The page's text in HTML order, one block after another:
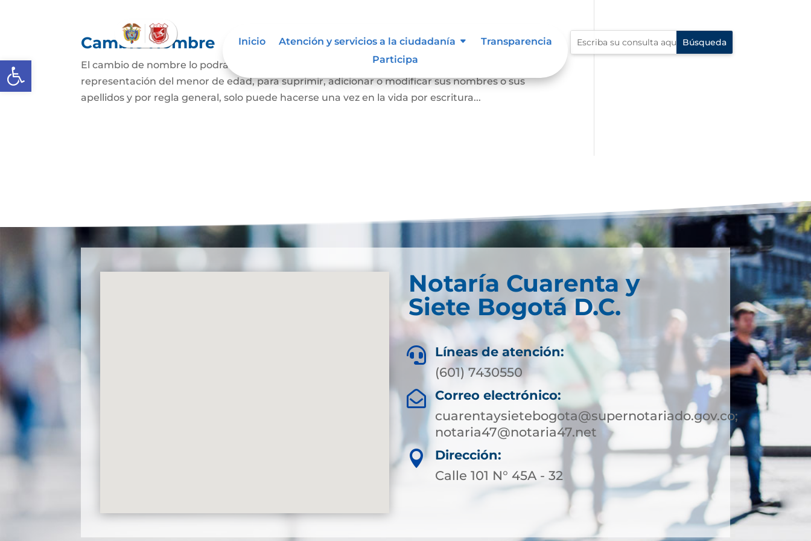
Abrir barra de herramientas
Inicio Atención y servicios a la ciudadanía
Transparencia
Participa
Cambio Nombre
El cambio de nombre lo podrá hacer la persona mayor de edad voluntariamente o los padres en
representación del menor de edad, para suprimir, adicionar o modificar sus nombres o sus
apellidos y por regla general, solo puede hacerse una vez en la vida por escritura...
Notaría Cuarenta y
Siete Bogotá D.C.

Líneas de atención:
(601) 7430550

Correo electrónico:
cuarentaysietebogota@supernotariado.gov.co;
notaria47@notaria47.net

Dirección:
Calle 101 N° 45A - 32